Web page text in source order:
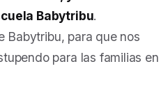
Babytribu.
Babytribu, para que nos
para las familias en